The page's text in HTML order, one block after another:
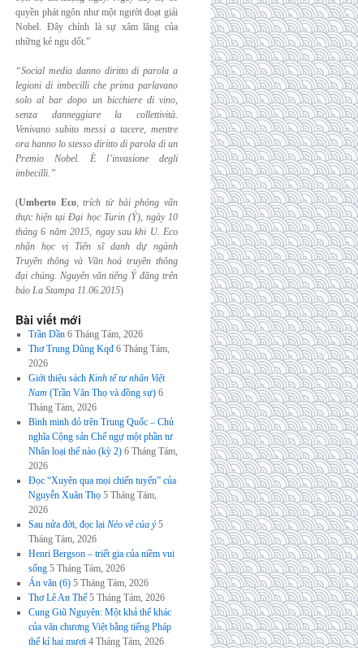
quyền phát ngôn như một người đoạt giải
Nobel. Đây chính là sự xâm lăng của
những kẻ ngu dốt.”
“Social media danno diritto di parola a
legioni di imbecilli che prima parlavano
solo albar dopo un bicchiere di vino,
senza danneggiare la collettività.
Venivano subito messi a tacere, mentre
ora hanno lo stesso diritto di parola di un
Premio Nobel. È l’invasione degli
imbecilli.”
(Umberto Eco,trích từ bài phỏng vấn
thực hiện tại Đại học Turin (Ý), ngày 10
tháng 6 năm 2015, ngay sau khi U. Eco
nhận học vị Tiến sĩ danh dự ngành
Truyền thông và Văn hoá truyền thông
đại chúng. Nguyên văn tiếng Ý đăng trên
báo La Stampa 11.06.2015)
Bài viết mới
Trần Dần 6 Tháng Tám, 2026
Thơ Trung Dũng Kqđ 6 Tháng Tám,
2026
Giới thiệu sách Kinh tế tư nhân Việt
Nam (Trần Văn Thọ và đồng sự) 6
Tháng Tám, 2026
Bình minh đỏ trên Trung Quốc – Chủ
nghĩa Cộng sản Chế ngự một phần tư
Nhân loại thế nào (kỳ 2) 6 Tháng Tám,
2026
Đọc “Xuyên qua mọi chiến tuyến” của
Nguyễn Xuân Thọ 5 Tháng Tám,
2026
Sau nửa đời, đọc lại Nẻo về của ý 5
Tháng Tám, 2026
Henri Bergson – triết gia của niềm vui
sống 5 Tháng Tám, 2026
Án văn (6) 5 Tháng Tám, 2026
Thơ Lê An Thế 5 Tháng Tám, 2026
Cung Giũ Nguyên: Một khả thể khác
của văn chương Việt bằng tiếng Pháp
thế kỉ hai mươi 4 Tháng Tám, 2026